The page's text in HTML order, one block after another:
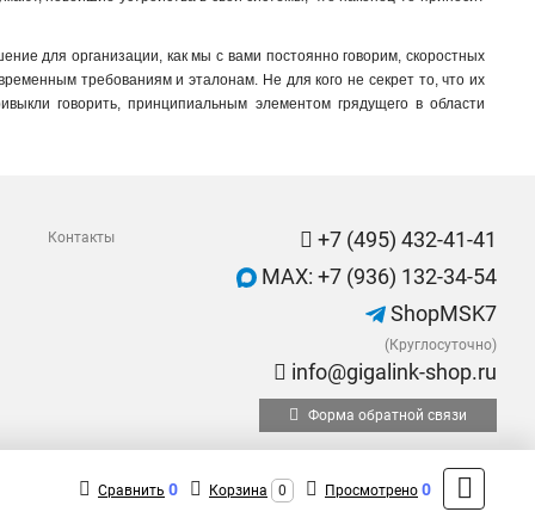
для организации, как мы с вами постоянно говорим, скоростных
требованиям и эталонам. Не для кого не секрет то, что их
говорить, принципиальным элементом грядущего в области
Контакты
+7 (495) 432-41-41
MAX: +7 (936) 132-34-54
ShopMSK7
(Круглосуточно)
info@gigalink-shop.ru
Форма обратной связи
Сравнить 0 Корзина 0 Просмотрено 0